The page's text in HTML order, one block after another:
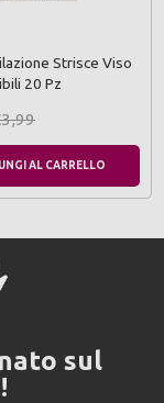
Strisce Viso
20 Pz
AL CARRELLO
sul